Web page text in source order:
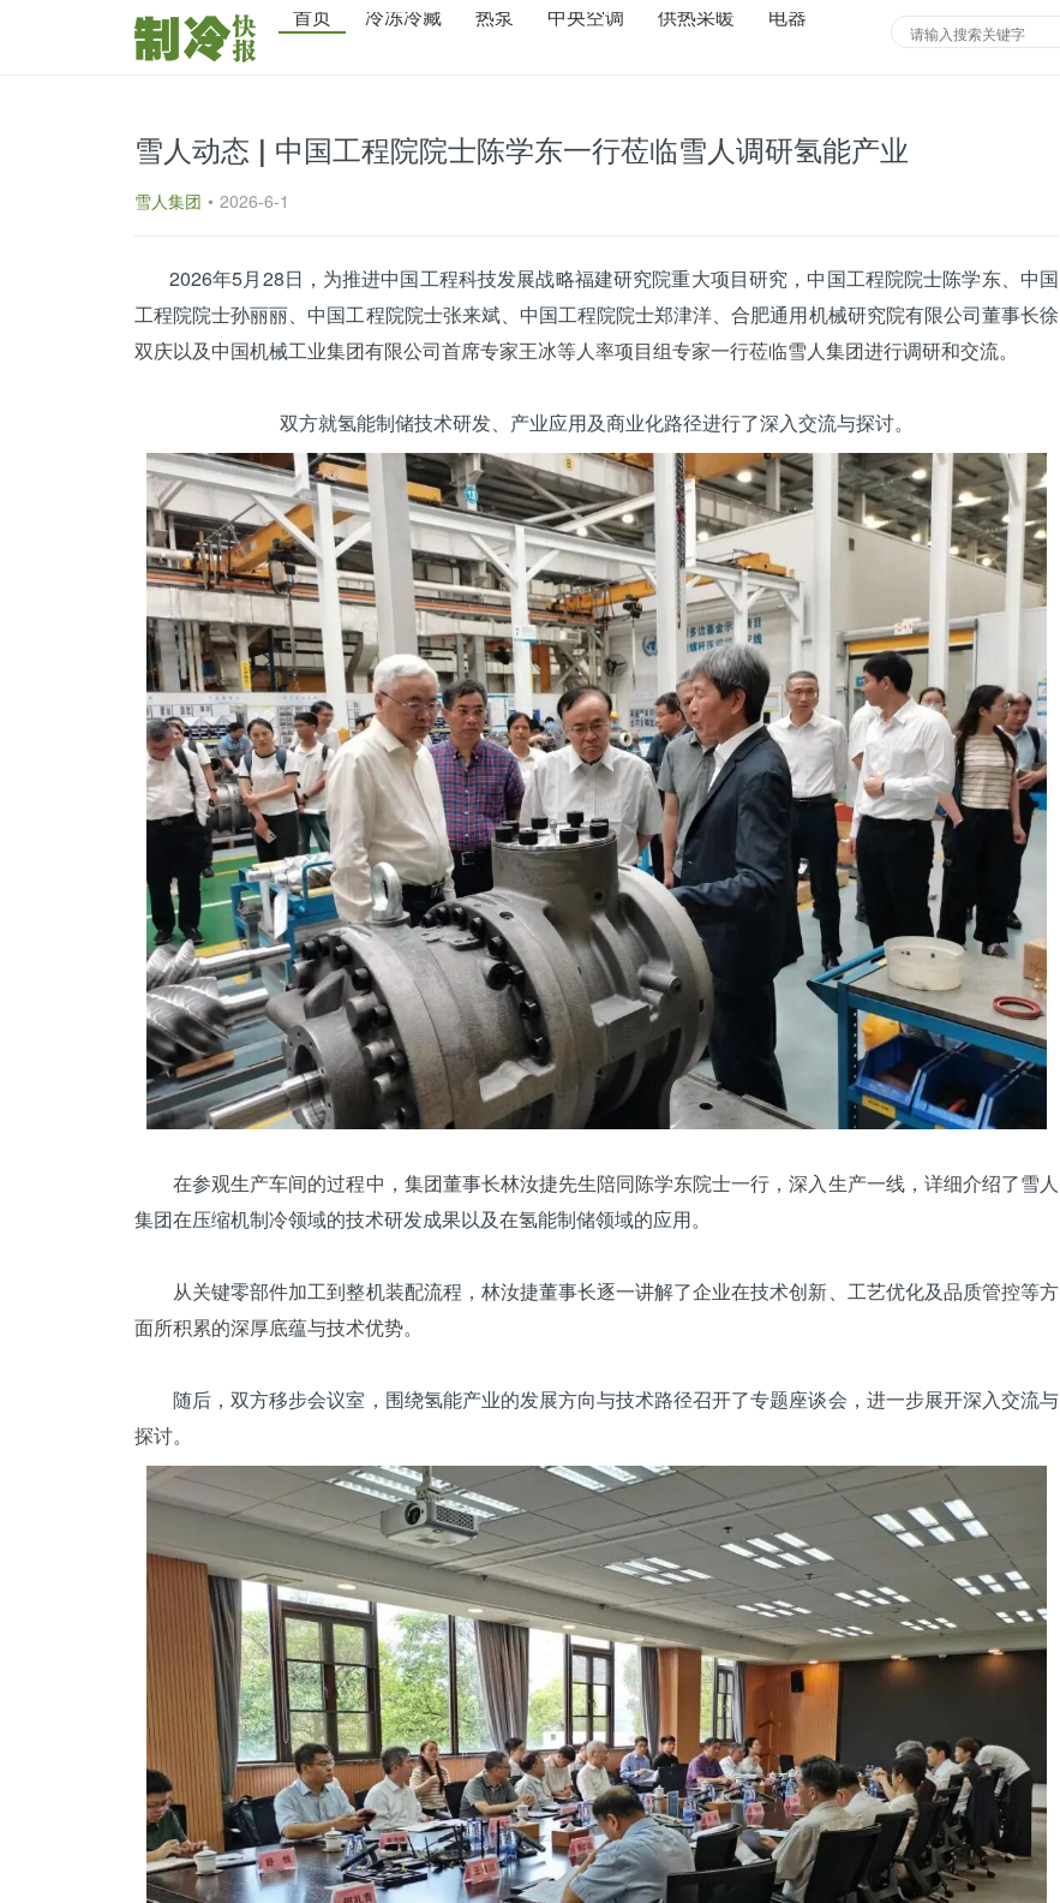
首页 冷冻冷藏 热泵 中央空调 供热采暖 电器
雪人动态 | 中国工程院院士陈学东一行莅临雪人调研氢能产业
雪人集团 • 2026-6-1
2026年5月28日，为推进中国工程科技发展战略福建研究院重大项目研究，中国工程院院士陈学东、中国
工程院院士孙丽丽、中国工程院院士张来斌、中国工程院院士郑津洋、合肥通用机械研究院有限公司董事长徐
双庆以及中国机械工业集团有限公司首席专家王冰等人率项目组专家一行莅临雪人集团进行调研和交流。
双方就氢能制储技术研发、产业应用及商业化路径进行了深入交流与探讨。
在参观生产车间的过程中，集团董事长林汝捷先生陪同陈学东院士一行，深入生产一线，详细介绍了雪人
集团在压缩机制冷领域的技术研发成果以及在氢能制储领域的应用。
从关键零部件加工到整机装配流程，林汝捷董事长逐一讲解了企业在技术创新、工艺优化及品质管控等方
面所积累的深厚底蕴与技术优势。
随后，双方移步会议室，围绕氢能产业的发展方向与技术路径召开了专题座谈会，进一步展开深入交流与
探讨。